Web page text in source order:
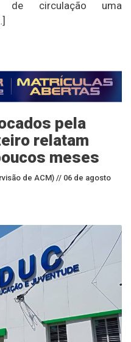
de circulação uma
pela
relatam
meses
de ACM) // 06 de agosto